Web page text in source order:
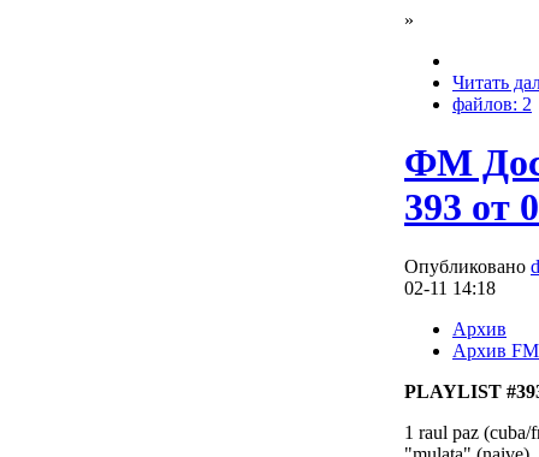
»
Читать
файлов: 2
ФМ
393 от
Опубликовано
02-11 14:18
Архив
Архив FM
PLAYLIST
1 raul paz